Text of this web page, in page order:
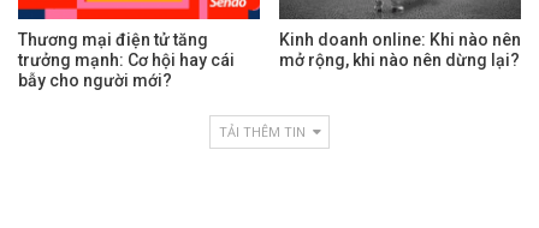
Thương mại điện tử tăng
trưởng mạnh: Cơ hội hay cái
bẫy cho người mới?
Kinh doanh online: Khi nào nên
mở rộng, khi nào nên dừng lại?
TẢI THÊM TIN